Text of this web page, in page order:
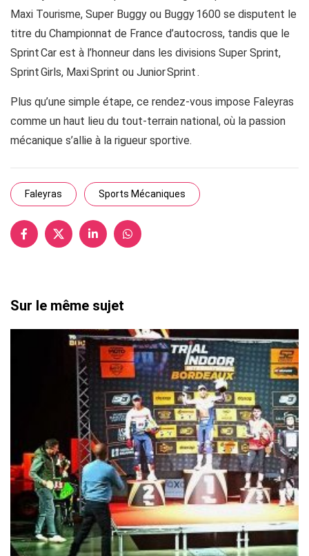
Maxi Tourisme, Super Buggy ou Buggy 1600 se disputent le
titre du Championnat de France d’autocross, tandis que le
Sprint Car est à l’honneur dans les divisions Super Sprint,
Sprint Girls, Maxi Sprint ou Junior Sprint .
Plus qu’une simple étape, ce rendez-vous impose Faleyras
comme un haut lieu du tout-terrain national, où la passion
mécanique s’allie à la rigueur sportive.
Faleyras Sports Mécaniques
Sur le même sujet